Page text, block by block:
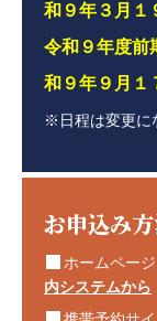
和９年３月１
令和９年度前
和９年９月１
※日程は変更に
お申込み
ホームページ
内システムから